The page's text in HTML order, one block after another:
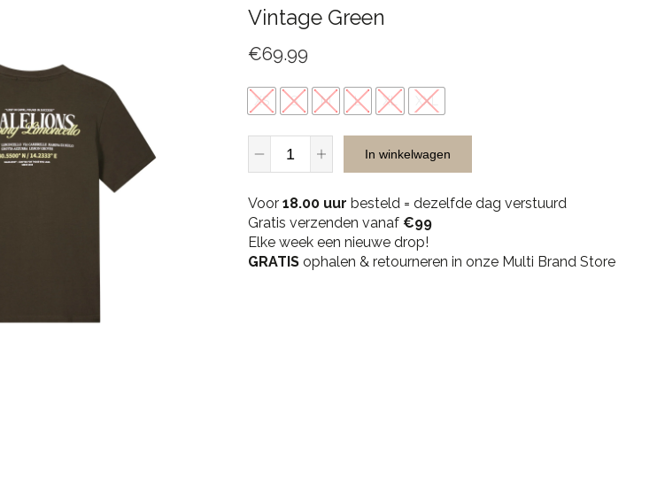
Vintage Green
€69.99
XS S M L XL XXL
Malelions
Men
Tee
-
Vintage
Green
In winkelwagen
Voor 18.00 uur besteld = dezelfde dag verstuurd
Gratis verzenden vanaf €99
Elke week een nieuwe drop!
GRATIS ophalen & retourneren in onze Multi Brand Store